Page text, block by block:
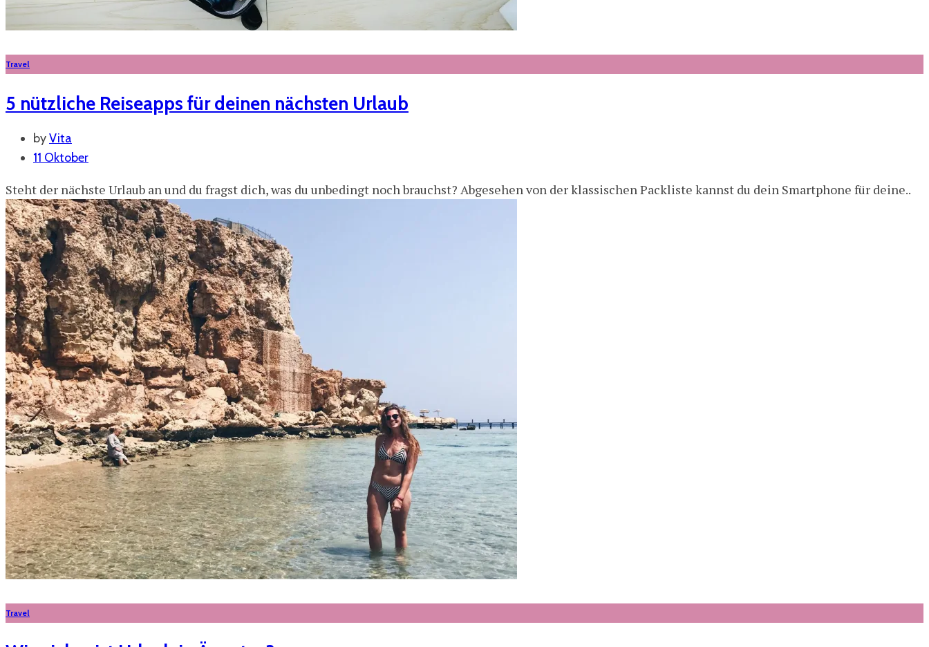
Travel
5 nützliche Reiseapps für deinen nächsten Urlaub
byVita
11 Oktober
Steht der nächste Urlaub an und du fragst dich, was du unbedingt noch brauchst? Abgesehen von der klassischen Packliste kannst du dein Smartphone für deine..
Travel